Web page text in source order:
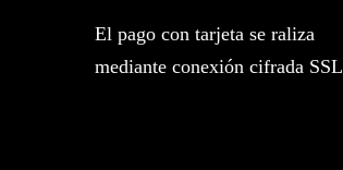
El pago con tarjeta se raliza
mediante conexión cifrada SSL